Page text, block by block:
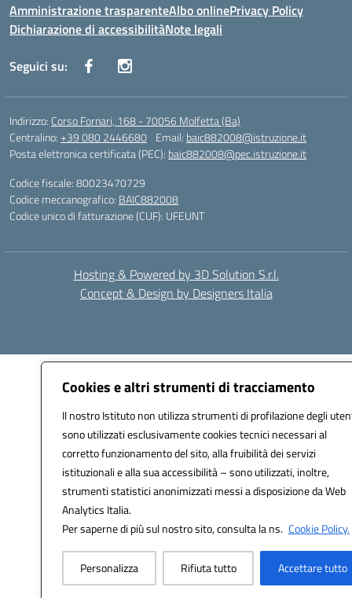
Cookies e altri strumenti di tracciamento
Il nostro Istituto non utilizza strumenti di profilazione degli
sono utilizzati esclusivamente cookies tecnici necessari al
corretto funzionamento del sito, alla fruibilità dei servizi
istituzionali e alla sua accessibilità – sono utilizzati, inoltre,
strumenti statistici anonimizzati messi a disposizione da Web
Analytics Italia.
Per saperne di più sul nostro sito, consulta la ns. Cookie Policy.
Personalizza Rifiuta tutto Accettare tutto
Amministrazione trasparenteAlbo onlinePrivacy Policy
Dichiarazione di accessibilitàNote legali
Seguici su:
Indirizzo: Corso Fornari, 168 - 70056 Molfetta (Ba)
Centralino:+39 080 2446680 Email: baic882008@istruzione.it
Posta elettronica certificata (PEC): baic882008@pec.istruzione.it
Codice fiscale: 80023470729
Codice meccanografico: BAIC882008
Codice unico di fatturazione (CUF): UFEUNT
Hosting & Powered by 3D Solution S.r.l.
Concept & Design by Designers Italia